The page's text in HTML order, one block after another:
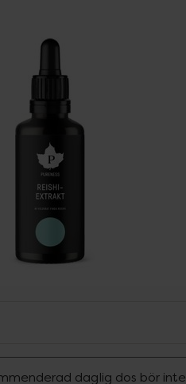
daglig dos bör inte